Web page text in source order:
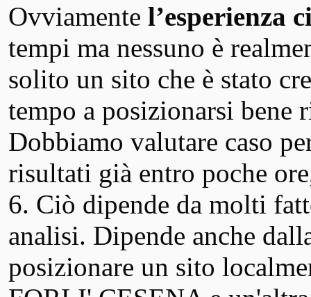
Ovviamente l’esperienza
tempi ma nessuno è
solito un sito che è stato
tempo a posizionarsi bene
Dobbiamo valutare caso
risultati già entro poche
6. Ciò dipende da molti
analisi. Dipende anche
posizionare un sito